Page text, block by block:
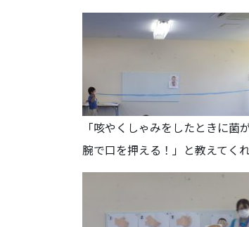
「咳やくしゃみをしたときに
腕で口を押える！」と教えてく